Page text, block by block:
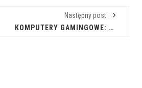
Następny post
KOMPUTERY GAMINGOWE: TWÓJ KLUCZ DO WIRTUALNYCH ŚWIATÓW